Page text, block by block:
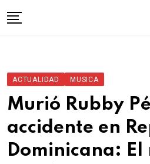
to
ACTUALIDAD MUSICA
Murió Rubby
accidente en
Dominicana: